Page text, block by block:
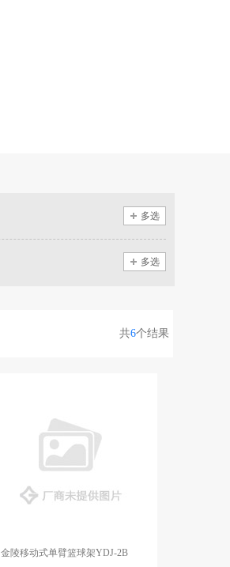
多选
多选
共6个结果
金陵移动式单臂篮球架YDJ-2B